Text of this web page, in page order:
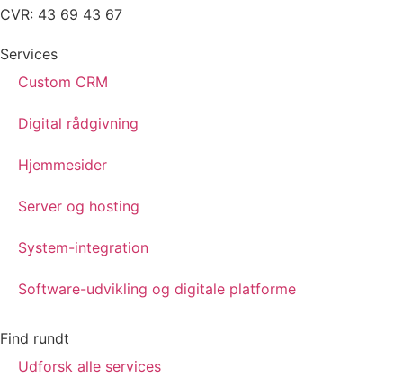
CVR: 43 69 43 67
Services
Custom CRM
Digital rådgivning
Hjemmesider
Server og hosting
System-integration
Software-udvikling og digitale platforme
Find rundt
Udforsk alle services